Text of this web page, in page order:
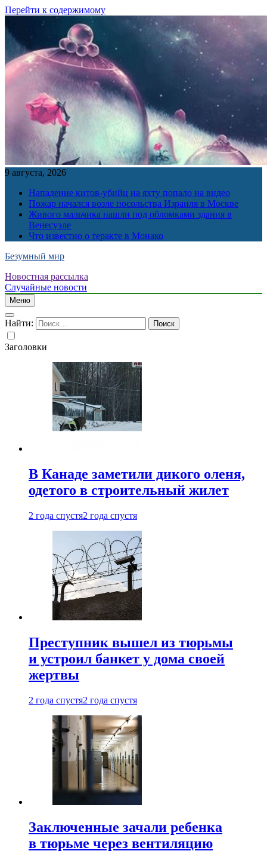
Перейти к содержимому
9 августа, 2026
Нападение китов-убийц на яхту попало на видео
Пожар начался возле посольства Израиля в Москве
Живого мальчика нашли под обломками здания в
Венесуэле
Что известно о теракте в Монако
Безумный мир
Новостная рассылка
Случайные новости
Меню
Найти:
Заголовки
В Канаде заметили дикого оленя,
одетого в строительный жилет
2 года спустя2 года спустя
Преступник вышел из тюрьмы
и устроил банкет у дома своей
жертвы
2 года спустя2 года спустя
Заключенные зачали ребенка
в тюрьме через вентиляцию